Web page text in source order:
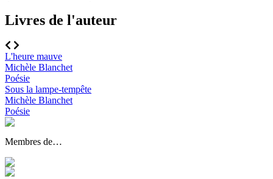
Livres de l'auteur
L'heure mauve
Michèle Blanchet
Poésie
Sous la lampe-tempête
Michèle Blanchet
Poésie
Membres de…